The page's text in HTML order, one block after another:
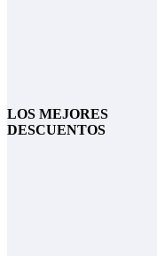
LOS MEJORES
DESCUENTOS